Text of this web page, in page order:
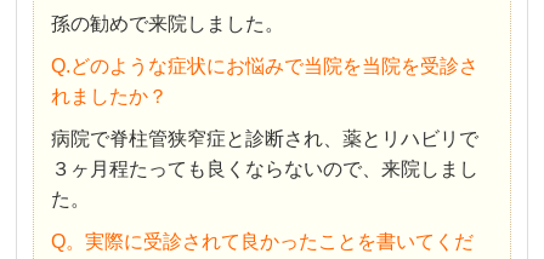
孫の勧めで来院しました。
Q.どのような症状にお悩みで当院を当院を受診さ
れましたか？
病院で脊柱管狭窄症と診断され、薬とリハビリで
３ヶ月程たっても良くならないので、来院しまし
た。
Q。実際に受診されて良かったことを書いてくだ